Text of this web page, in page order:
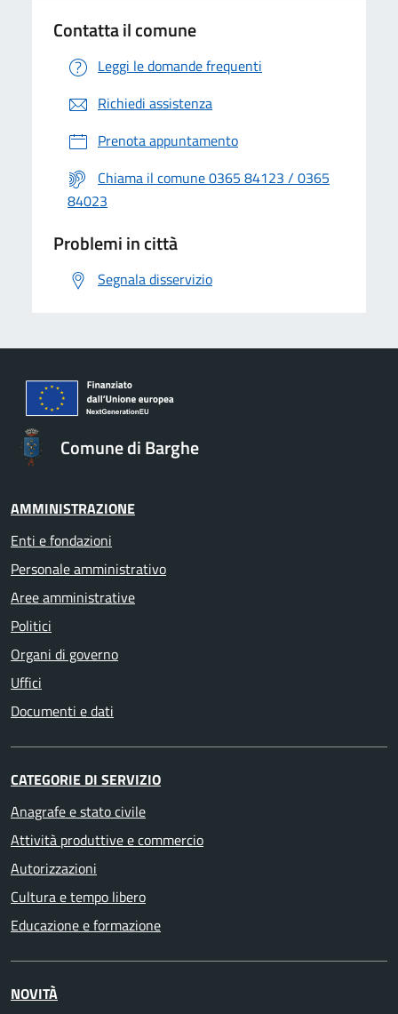
Contatta il comune
Leggi le domande frequenti
Richiedi assistenza
Prenota appuntamento
Chiama il comune 0365 84123 / 0365
84023
Problemi in città
Segnala disservizio
Comune di Barghe
AMMINISTRAZIONE
Enti e fondazioni
Personale amministrativo
Aree amministrative
Politici
Organi di governo
Uffici
Documenti e dati
CATEGORIE DI SERVIZIO
Anagrafe e stato civile
Attività produttive e commercio
Autorizzazioni
Cultura e tempo libero
Educazione e formazione
NOVITÀ